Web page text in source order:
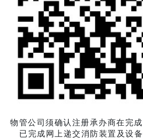
物管公司须确认注册承办商在完
已完成网上递交消防装置及设